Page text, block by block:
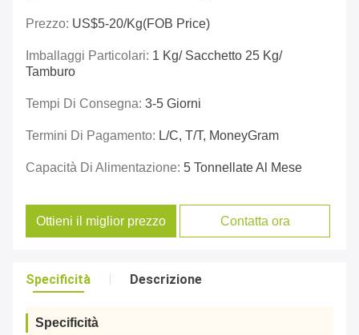
Prezzo: US$5-20/kg(FOB Price)
Imballaggi Particolari: 1 Kg/ Sacchetto 25 Kg/
Tamburo
Tempi Di Consegna: 3-5 Giorni
Termini Di Pagamento: L/C, T/T, MoneyGram
Capacità Di Alimentazione: 5 Tonnellate Al Mese
Ottieni il miglior prezzo Contatta ora
Specificità Descrizione
Specificità